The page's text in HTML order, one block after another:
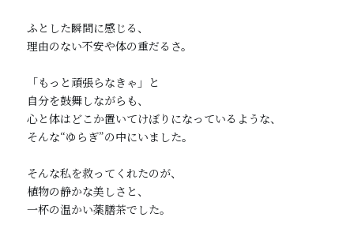
ふとした瞬間に感じる、
理由のない不安や体の重だるさ。
「もっと頑張らなきゃ」と
自分を鼓舞しながらも、
心と体はどこか置いてけぼりになっているような、
そんな“ゆらぎ”の中にいました。
そんな私を救ってくれたのが、
植物の静かな美しさと、
一杯の温かい薬膳茶でした。